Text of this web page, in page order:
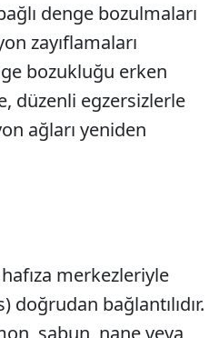
denge bozulmaları
zayıflamaları
bozukluğu erken
düzenli egzersizlerle
ağları yeniden
merkezleriyle
bağlantılıdır.
sabun, nane veya